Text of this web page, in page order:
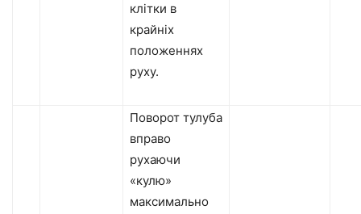
клітки в
крайніх
положеннях
руху.
Поворот тулуба
вправо
рухаючи
«кулю»
максимально